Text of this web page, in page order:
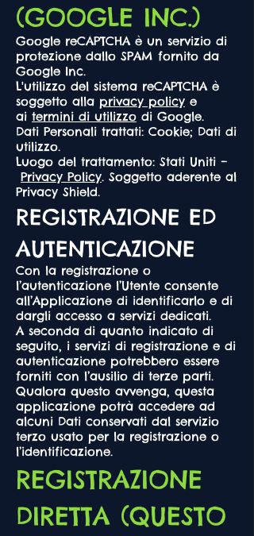
(GOOGLE INC.)
Google reCAPTCHA è un servizio di
protezione dallo SPAM fornito da
Google Inc.
L'utilizzo del sistema reCAPTCHA è
soggetto alla privacy policy e
ai termini di utilizzo di Google.
Dati Personali trattati: Cookie; Dati di
utilizzo.
Luogo del trattamento: Stati Uniti –
Privacy Policy. Soggetto aderente al
Privacy Shield.
REGISTRAZIONE ED
AUTENTICAZIONE
Con la registrazione o
l’autenticazione l’Utente consente
all’Applicazione di identificarlo e di
dargli accesso a servizi dedicati.
A seconda di quanto indicato di
seguito, i servizi di registrazione e di
autenticazione potrebbero essere
forniti con l’ausilio di terze parti.
Qualora questo avvenga, questa
applicazione potrà accedere ad
alcuni Dati conservati dal servizio
terzo usato per la registrazione o
l’identificazione.
REGISTRAZIONE
DIRETTA (QUESTO